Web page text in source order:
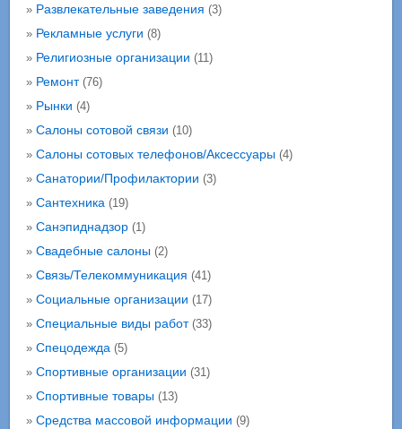
» Развлекательные заведения (3)
» Рекламные услуги (8)
» Религиозные организации (11)
» Ремонт(76)
» Рынки (4)
» Салоны сотовой связи (10)
» Салоны сотовых телефонов/Аксессуары(4)
» Санатории/Профилактории (3)
» Сантехника(19)
» Санэпиднадзор(1)
» Свадебные салоны(2)
» Связь/Телекоммуникация (41)
» Социальные организации (17)
» Специальные виды работ(33)
» Спецодежда(5)
» Спортивные организации (31)
» Спортивные товары(13)
» Средства массовой информации (9)